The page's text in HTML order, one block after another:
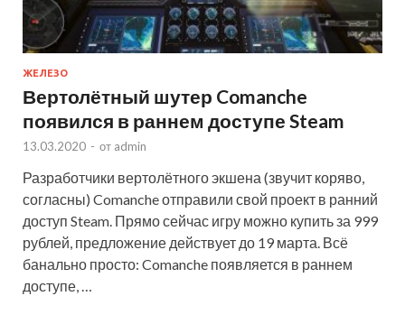
ЖЕЛЕЗО
Вертолётный шутер Comanche
появился в раннем доступе Steam
13.03.2020 - от admin
Разработчики вертолётного экшена (звучит коряво,
согласны) Comanche отправили свой проект в ранний
доступ Steam. Прямо сейчас игру можно купить за 999
рублей, предложение действует до 19 марта. Всё
банально просто: Comanche появляется в раннем
доступе, …